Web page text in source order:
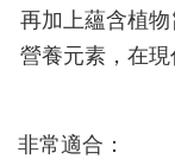
再加上蘊含植
營養元素，在
非常適合：